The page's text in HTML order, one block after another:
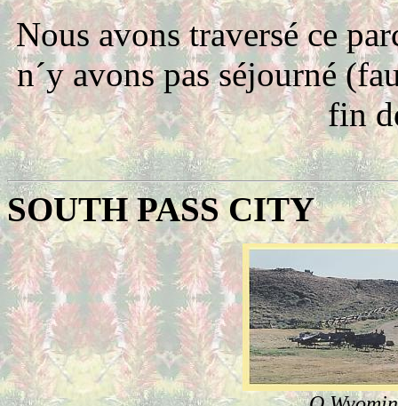
Nous avons traversé ce
n´y avons pas séjourné
fin
SOUTH PASS CITY